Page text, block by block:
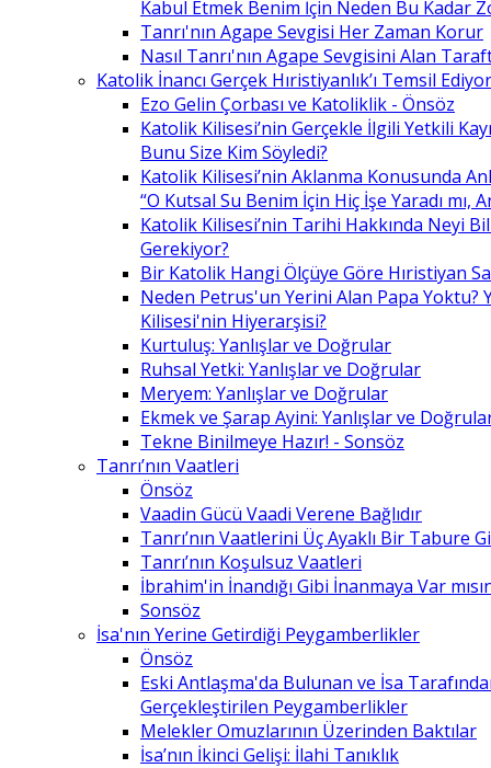
Kabul Etmek Benim İçin Neden Bu Kadar
Tanrı'nın Agape Sevgisi Her Zaman Korur
Nasıl Tanrı'nın Agape Sevgisini Alan
Katolik İnancı Gerçek Hıristiyanlık’ı Temsil
Ezo Gelin Çorbası ve Katoliklik - Önsöz
Katolik Kilisesi’nin Gerçekle İlgili Yetkili
Bunu Size Kim Söyledi?
Katolik Kilisesi’nin Aklanma Konusunda
“O Kutsal Su Benim İçin Hiç İşe Yaradı mı,
Katolik Kilisesi’nin Tarihi Hakkında Neyi
Gerekiyor?
Bir Katolik Hangi Ölçüye Göre Hıristiyan
Neden Petrus'un Yerini Alan Papa Yoktu?
Kilisesi'nin Hiyerarşisi?
Kurtuluş: Yanlışlar ve Doğrular
Ruhsal Yetki: Yanlışlar ve Doğrular
Meryem: Yanlışlar ve Doğrular
Ekmek ve Şarap Ayini: Yanlışlar ve
Tekne Binilmeye Hazır! - Sonsöz
Tanrı’nın Vaatleri
Önsöz
Vaadin Gücü Vaadi Verene Bağlıdır
Tanrı’nın Vaatlerini Üç Ayaklı Bir Tabure
Tanrı’nın Koşulsuz Vaatleri
İbrahim'in İnandığı Gibi İnanmaya Var
Sonsöz
İsa'nın Yerine Getirdiği Peygamberlikler
Önsöz
Eski Antlaşma'da Bulunan ve İsa
Gerçekleştirilen Peygamberlikler
Melekler Omuzlarının Üzerinden Baktılar
İsa’nın İkinci Gelişi: İlahi Tanıklık